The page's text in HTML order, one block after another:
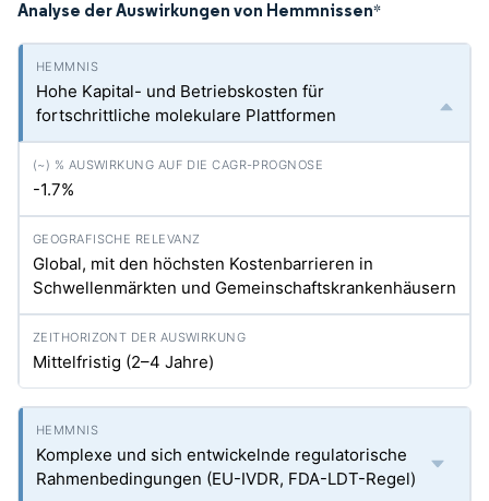
Analyse der Auswirkungen von Hemmnissen*
Hohe Kapital- und Betriebskosten für
fortschrittliche molekulare Plattformen
-1.7%
Global, mit den höchsten Kostenbarrieren in
Schwellenmärkten und Gemeinschaftskrankenhäusern
Mittelfristig (2–4 Jahre)
Komplexe und sich entwickelnde regulatorische
Rahmenbedingungen (EU-IVDR, FDA-LDT-Regel)